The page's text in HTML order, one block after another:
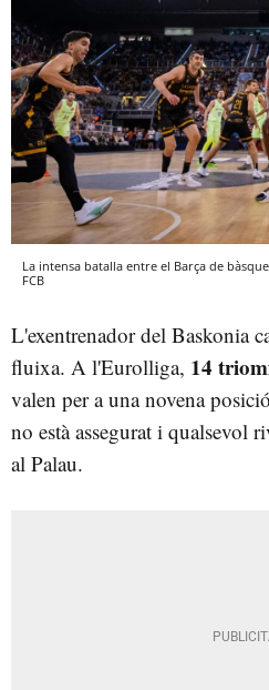
La intensa batalla entre el Barça de
FCB
L'exentrenador del Baskonia
fluixa. A l'Eurolliga, 14
valen per a una novena
no està assegurat i qualsevol
al Palau.